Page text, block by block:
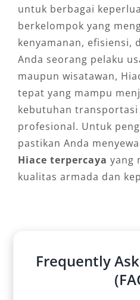
untuk berbagai
berkelompok yang
kenyamanan, efisiensi,
Anda seorang pelaku
maupun wisatawan,
tepat yang mampu
kebutuhan
profesional. Untuk
pastikan Anda
Hiace terpercaya yang
kualitas armada dan
Frequently